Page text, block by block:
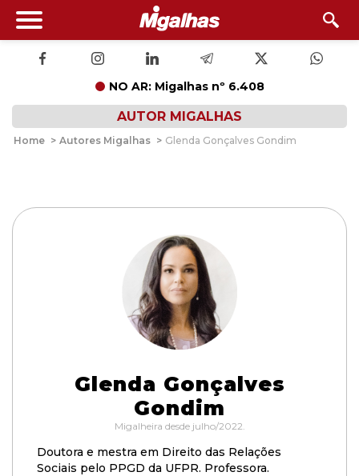
NO AR: Migalhas nº 6.408
AUTOR MIGALHAS
Home > Autores Migalhas > Glenda Gonçalves Gondim
Glenda Gonçalves
Gondim
Migalheira desde julho/2022.
Doutora e mestra em Direito das Relações
Sociais pelo PPGD da UFPR. Professora.